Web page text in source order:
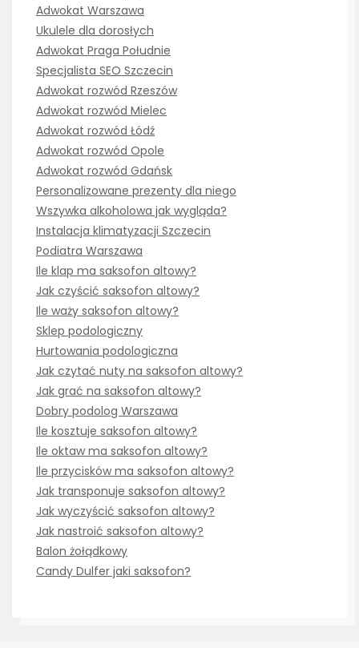
Adwokat Warszawa
Ukulele dla dorosłych
Adwokat Praga Południe
Specjalista SEO Szczecin
Adwokat rozwód Rzeszów
Adwokat rozwód Mielec
Adwokat rozwód Łódź
Adwokat rozwód Opole
Adwokat rozwód Gdańsk
Personalizowane prezenty dla niego
Wszywka alkoholowa jak wygląda?
Instalacja klimatyzacji Szczecin
Podiatra Warszawa
Ile klap ma saksofon altowy?
Jak czyścić saksofon altowy?
Ile waży saksofon altowy?
Sklep podologiczny
Hurtowania podologiczna
Jak czytać nuty na saksofon altowy?
Jak grać na saksofon altowy?
Dobry podolog Warszawa
Ile kosztuje saksofon altowy?
Ile oktaw ma saksofon altowy?
Ile przycisków ma saksofon altowy?
Jak transponuje saksofon altowy?
Jak wyczyścić saksofon altowy?
Jak nastroić saksofon altowy?
Balon żołądkowy
Candy Dulfer jaki saksofon?